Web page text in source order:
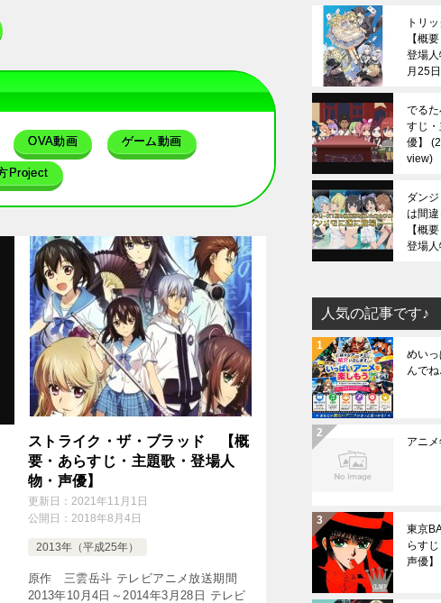
OVA動画 ゲーム動画
Project
ストライク・ザ・ブラッド 【概
要・あらすじ・主題歌・登場人
物・声優】
更新日： 2021年11月1日
公開日： 2018年8月4日
2013年（平成25年）
原作 三雲岳斗 テレビアニメ放送期間
2013年10月4日～2014年3月28日 テレビ
トリ
【概
登場人
月25
でる
すじ
優】
view
ダン
は間
【概
登場人
人気の記事です♪
めい
んでね
アニメ
東京
らす
声優】